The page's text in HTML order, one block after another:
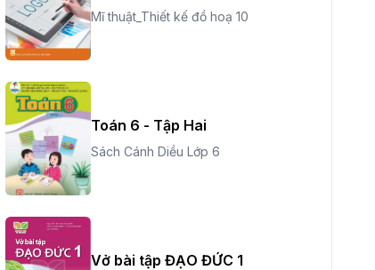
Mĩ thuật_Thiết kế đồ hoạ 10
Toán 6 - Tập Hai
Sách Cánh Diều Lớp 6
Vở bài tập ĐẠO ĐỨC 1